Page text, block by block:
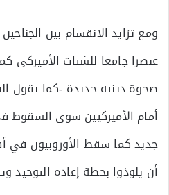
ومع تزايد الانقسام بين
عنصرا جامعا للشتات الأميركي
صحوة دينية جديدة -كما يقول
أمام الأميركيين سوى السقوط
جديد كما سقط الأوروبيون في
أن يلوذوا بخطة إعادة التوحيد